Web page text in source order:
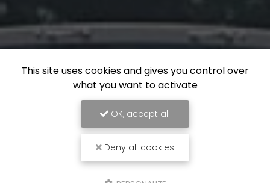
This site uses cookies and gives you control over
what you want to activate
OK, accept all
Deny all cookies